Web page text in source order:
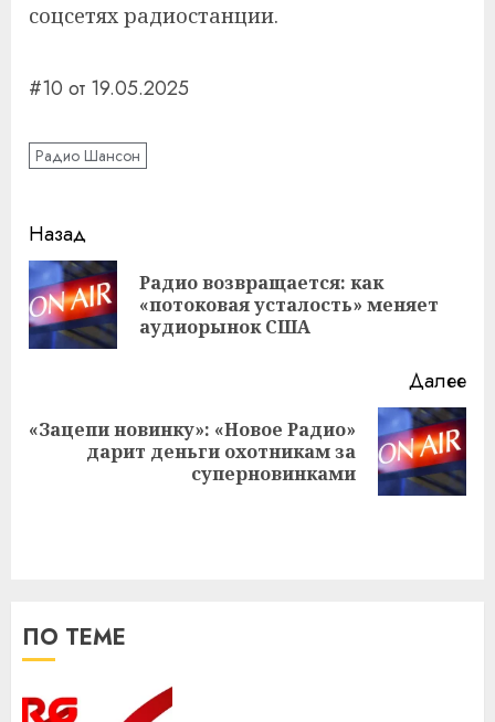
соцсетях радиостанции.
#10 от 19.05.2025
Радио Шансон
Навигация
записи
Назад
Радио возвращается: как
«потоковая усталость» меняет
аудиорынок США
Далее
Следующая
«Зацепи новинку»: «Новое Радио»
дарит деньги охотникам за
суперновинками
ПО ТЕМЕ